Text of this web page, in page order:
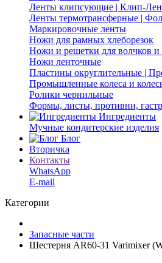
Ленты клипсующие | Клип-
Ленты термотрансферные |
Маркировочные ленты
Ножи для рамных хлеборезок
Ножи и решетки для волчков и
Ножи ленточные
Пластины округлительные |
Промышленные колеса и
Ролики чернильные
Формы, листы, противни,
Ингредиенты
Мучные кондитерские изделия
Блог
Вторичка
Контакты
WhatsApp
E-mail
Категории
Запасные части
Шестерня AR60-31 Varimixer